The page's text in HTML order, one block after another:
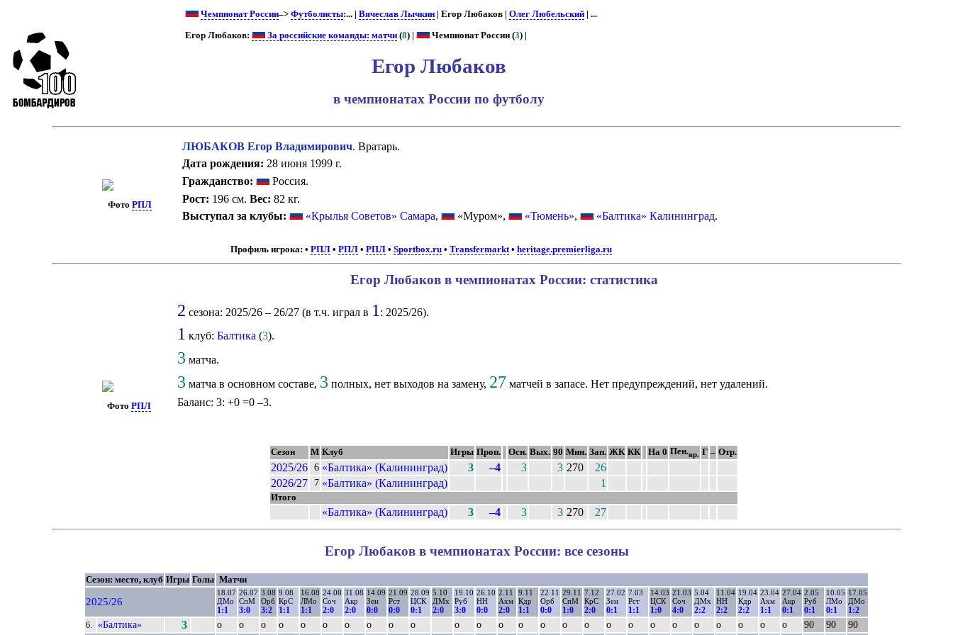
Чемпионат России–> Футболисты:... | Вячеслав Лычкин| Егор Любаков | Олег Любельский| ...
Егор Любаков: За российские команды: матчи(8) | Чемпионат России (3) |
Егор Любаков
в чемпионатах России по футболу
Фото РПЛ
ЛЮБАКОВ Егор Владимирович. Вратарь.
Дата рождения: 28 июня 1999 г.
Гражданство:
Россия.
Рост: 196 см.Вес: 82 кг.
Выступал за клубы:
«Крылья Советов» Самара, «Муром», «Тюмень», «Балтика» Калининград.
Профиль игрока: •РПЛ •РПЛ •РПЛ •Sportbox.ru •Transfermarkt•heritage.premierliga.ru
ФотоРПЛ
Егор Любаков в чемпионатах России: статистика
2 сезона: 2025/26 – 26/27 (в т.ч. играл в 1 : 2025/26).
1 клуб:Балтика (3).
3 матча.
3 матча в основном составе, 3 полных, нет выходов на замену, 27 матчей в запасе. Нет предупреждений, нет удалений.
Баланс: 3: +0 =0 –3.
Сезон М Клуб Игры Проп. Осн. Вых. 90 Мин. Зап. ЖК КК На 0 Пен.вр. Г – Отр.
2025/26 6 «Балтика» (Калининград) 3 –4 3 3 270
26
2026/27
7 «Балтика» (Калининград) 1
Итого
«Балтика» (Калининград) 3 –4 3 3 270 27
Егор Любаков в чемпионатах России: все сезоны
Сезон: место, клуб Игры Голы Матчи
2025/26
18.07
ДМо
1:1
26.07
СпМ
3:0
3.08
Орб
3:2
9.08
КрС
1:1
16.08
ЛМо
1:1
24.08
Соч
2:0
31.08
Акр
2:0
14.09
Зен
0:0
21.09
Рст
0:0
28.09
ЦСК
0:1
5.10
ДМх
2:0
19.10
Руб
3:0
26.10
НН
0:0
2.11
Ахм
2:0
9.11
Кдр
1:1
22.11
Орб
0:0
29.11
СпМ
1:0
7.12
КрС
2:0
27.02
Зен
0:1
7.03
Рст
1:1
14.03
ЦСК
1:0
21.03
Соч
4:0
5.04
ДМх
2:2
11.04
НН
2:2
19.04
Кдр
2:2
23.04
Ахм
1:1
27.04
Акр
0:1
2.05
Руб
0:1
10.05
ЛМо
0:1
17.05
ДМо
1:2
6. «Балтика» 3 о о о о о о о о о о о о о о о о о о о о о о о о о о 90 90 90